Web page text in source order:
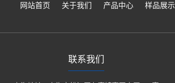
网站首页 关于我们 产品中心 样品展示
联系我们